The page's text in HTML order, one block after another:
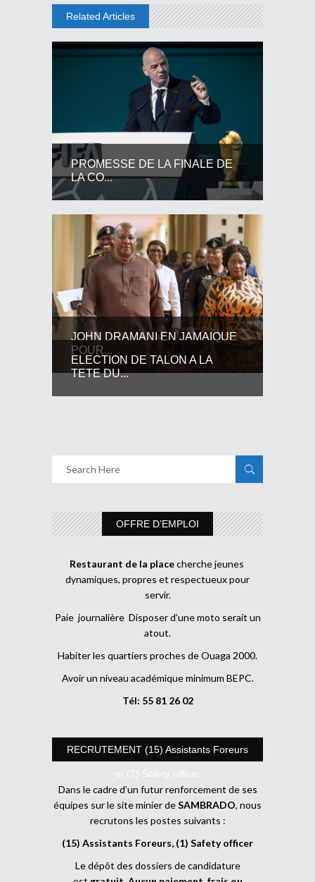
Related Articles
PROMESSE DE LA FINALE DE
LA CO...
JOHN DRAMANI EN JAMAIQUE
POUR...
ELECTION DE TALON A LA
TETE DU...
OFFRE D’EMPLOI
Restaurant de la placecherche jeunes
dynamiques, propres et respectueux pour
servir.
Paie journalière Disposer d’une moto serait un
atout.
Habiter les quartiers proches de Ouaga 2000.
Avoir un niveau académique minimum BEPC.
Tél: 55 81 26 02
RECRUTEMENT (15) Assistants Foreurs
et (1) Safety officer
Dans le cadre d’un futur renforcement de ses
équipes sur le site minier deSAMBRADO, nous
recrutons les postes suivants :
(15) Assistants Foreurs, (1) Safety officer
Le dépôt des dossiers de candidature